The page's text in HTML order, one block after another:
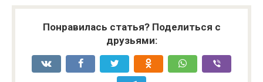
Понравилась статья? Поделиться с
друзьями: